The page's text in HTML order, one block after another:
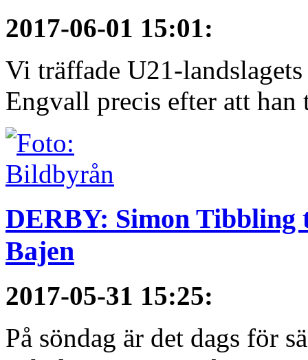
2017-06-01 15:01:
Vi träffade U21-
Engvall precis efter att han
DERBY: Simon
Bajen
2017-05-31 15:25:
På söndag är det dags för